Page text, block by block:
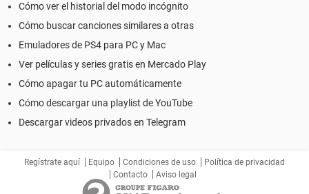
Cómo ver el historial del modo incógnito
Cómo buscar canciones similares a otras
Emuladores de PS4 para PC y Mac
Ver películas y series gratis en Mercado Play
Cómo apagar tu PC automáticamente
Cómo descargar una playlist de YouTube
Descargar videos privados en Telegram
Regístrate aquí Equipo Condiciones de uso
Política de privacidad
Contacto
Aviso legal